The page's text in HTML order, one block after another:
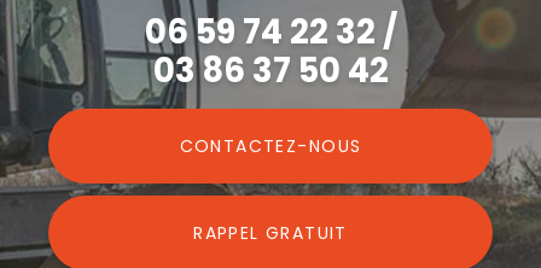
06 59 74 22 32 /
03 86 37 50 42
CONTACTEZ-NOUS
RAPPEL GRATUIT